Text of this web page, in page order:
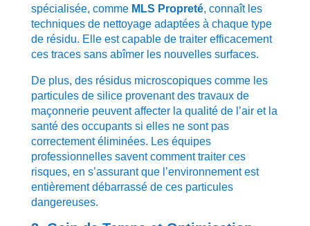
spécialisée, comme MLS Propreté, connaît les
techniques de nettoyage adaptées à chaque type
de résidu. Elle est capable de traiter efficacement
ces traces sans abîmer les nouvelles surfaces.
De plus, des résidus microscopiques comme les
particules de silice provenant des travaux de
maçonnerie peuvent affecter la qualité de l’air et la
santé des occupants si elles ne sont pas
correctement éliminées. Les équipes
professionnelles savent comment traiter ces
risques, en s’assurant que l’environnement est
entièrement débarrassé de ces particules
dangereuses.